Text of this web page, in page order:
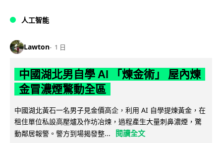
人工智能
Lawton 1 日
中國湖北男自學 AI 「煉金術」 屋內煉
金冒濃煙驚動全區
中國湖北黃石一名男子見金價高企，利用 AI 自學提煉黃金，在
租住單位私設高壓爐及作坊冶煉，過程產生大量刺鼻濃煙，驚
動鄰居報警。警方到場揭發整...
閱讀全文